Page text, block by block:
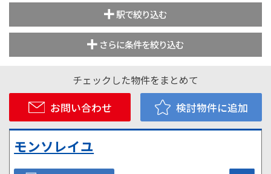
駅で絞り込む
さらに条件を絞り込む
チェックした物件をまとめて
お問い合わせ
検討物件に追加
モンソレイユ